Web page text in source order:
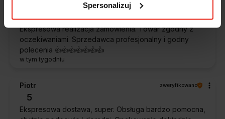
Spersonalizuj
5
Ekspresowa realizacja zamówienia. Towar zgodny z
oczekiwaniami. Sprzedawca profesjonalny i godny
polecenia 👍️👍️👍️👍️👍️👍️👍️
w tym tygodniu
Piotr zweryfikowano
5
Ekspresowa dostawa, super. Obsługa bardzo pomocna,